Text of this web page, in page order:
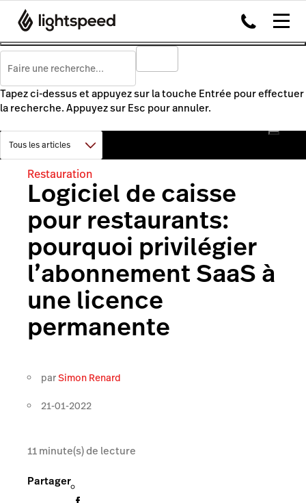
Tapez ci-dessus et appuyez sur la touche Entrée pour effectuer
la recherche. Appuyez sur Esc pour annuler.
Restauration
Logiciel de caisse
pour restaurants:
pourquoi privilégier
l’abonnement SaaS à
une licence
permanente
parSimon Renard
21-01-2022
11minute(s) de lecture
Partager